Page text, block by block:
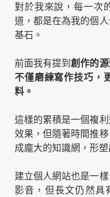
對於我來說，每一次
道，都是在為我的個
基石。
前面我有提到創作的
不僅磨練寫作技巧，
料。
這樣的累積是一個複
效果，但隨著時間推
成龐大的知識網，形
建立個人網站也是一
影音，但長文仍然具